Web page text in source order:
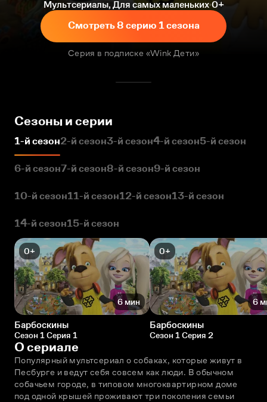
Мультсериалы, Для самых маленьких 0+
Смотреть 8 серию 1 сезона
Серия в подписке «Wink Дети»
Сезоны и серии
1-й сезон2-й сезон3-й сезон4-й сезон5-й сезон
6-й сезон7-й сезон8-й сезон9-й сезон
10-й сезон11-й сезон12-й сезон13-й сезон
14-й сезон15-й сезон
0+
6 мин
Барбоскины
Сезон 1 Серия 1
0+
6
Барбоскины
Сезон 1 Серия 2
О сериале
Популярный мультсериал о собаках, которые живут в
Песбурге и ведут себя совсем как люди. В обычном
собачьем городе, в типовом многоквартирном доме
под одной крышей проживают три поколения семьи